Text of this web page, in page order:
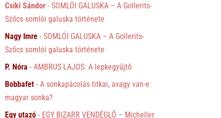
Csíki Sándor -SOMLÓI GALUSKA – A Gollerits-
Szőcs somlói galuska története
Nagy Imre -SOMLÓI GALUSKA – A Gollerits-
Szőcs somlói galuska története
P. Nóra -AMBRUS LAJOS: A lepkegyűjtő
Bobbafet -A sonkapácolás titkai, avagy van-e
magyar sonka?
Egy utazó - EGY BIZARR VENDÉGLŐ – Micheller